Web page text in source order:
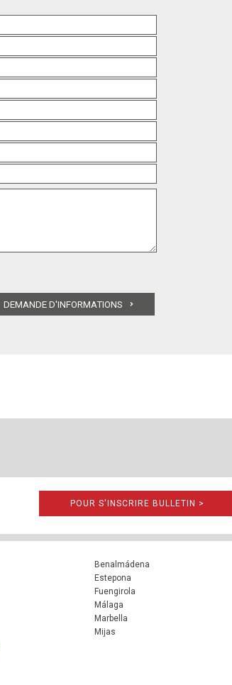
POUR S'INSCRIRE BULLETIN >
Benalmádena
Estepona
Fuengirola
Málaga
Marbella
Mijas